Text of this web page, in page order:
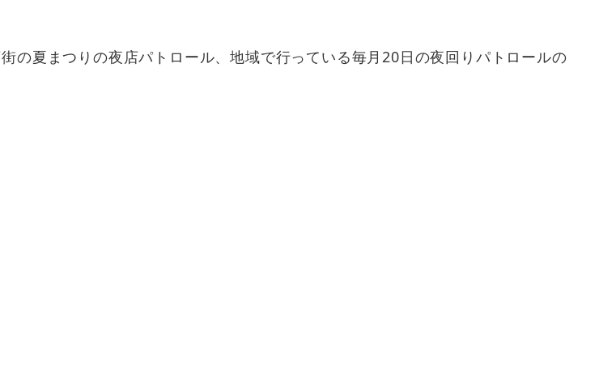
の夏まつりの夜店パトロール、地域で行っている毎月20日の夜回りパトロールの